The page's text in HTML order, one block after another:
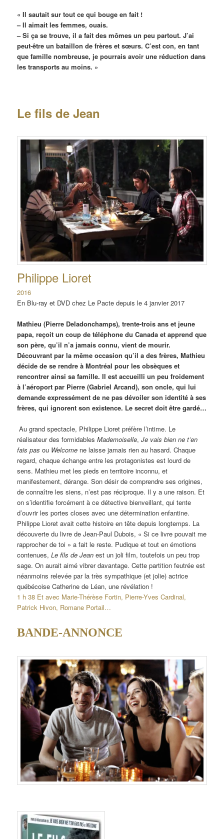
« Il sautait sur tout ce qui bouge en fait !
– Il aimait les femmes, ouais.
– Si ça se trouve, il a fait des mômes un peu partout. J’ai
peut-être un bataillon de frères et sœurs. C’est con, en tant
que famille nombreuse, je pourrais avoir une réduction dans
les transports au moins. »
Le fils de Jean
Philippe Lioret
2016
En Blu-ray et DVD chez Le Pacte depuis le 4 janvier 2017
Mathieu (Pierre Deladonchamps), trente-trois ans et jeune
papa, reçoit un coup de téléphone du Canada et apprend que
son père, qu’il n’a jamais connu, vient de mourir.
Découvrant par la même occasion qu’il a des frères, Mathieu
décide de se rendre à Montréal pour les obsèques et
rencontrer ainsi sa famille. Il est accueilli un peu froidement
à l’aéroport par Pierre (Gabriel Arcand), son oncle, qui lui
demande expressément de ne pas dévoiler son identité à ses
frères, qui ignorent son existence. Le secret doit être gardé…
Au grand spectacle, Philippe Lioret préfère l’intime. Le
réalisateur des formidablesMademoiselle,Je vais bien ne t’en
fais pas ou Welcome ne laisse jamais rien au hasard. Chaque
regard, chaque échange entre les protagonistes est lourd de
sens. Mathieu met les pieds en territoire inconnu, et
manifestement, dérange. Son désir de comprendre ses origines,
de connaître les siens, n’est pas réciproque. Il y a une raison. Et
on s’identifie forcément à ce détective bienveillant, qui tente
d’ouvrir les portes closes avec une détermination enfantine.
Philippe Lioret avait cette histoire en tête depuis longtemps. La
découverte du livre de Jean-Paul Dubois, « Si ce livre pouvait me
rapprocher de toi » a fait le reste. Pudique et tout en émotions
contenues,Le fils de Jean est un joli film, toutefois un peu trop
sage. On aurait aimé vibrer davantage. Cette partition feutrée est
néanmoins relevée par la très sympathique (et jolie) actrice
québécoise Catherine de Léan, une révélation !
1 h 38 Et avec Marie-Thérèse Fortin, Pierre-Yves Cardinal,
Patrick Hivon, Romane Portail…
BANDE-ANNONCE